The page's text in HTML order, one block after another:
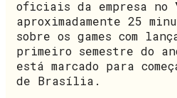
oficiais da empresa no
aproximadamente 25
sobre os games com
primeiro semestre do
está marcado para
de Brasília.